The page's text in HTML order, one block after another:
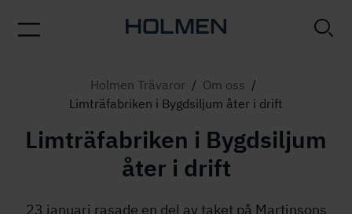
Holmen Trävaror / Om oss /
Limträfabriken i Bygdsiljum åter i drift
Limträfabriken i Bygdsiljum
åter i drift
23 januari rasade en del av taket på Martinsons